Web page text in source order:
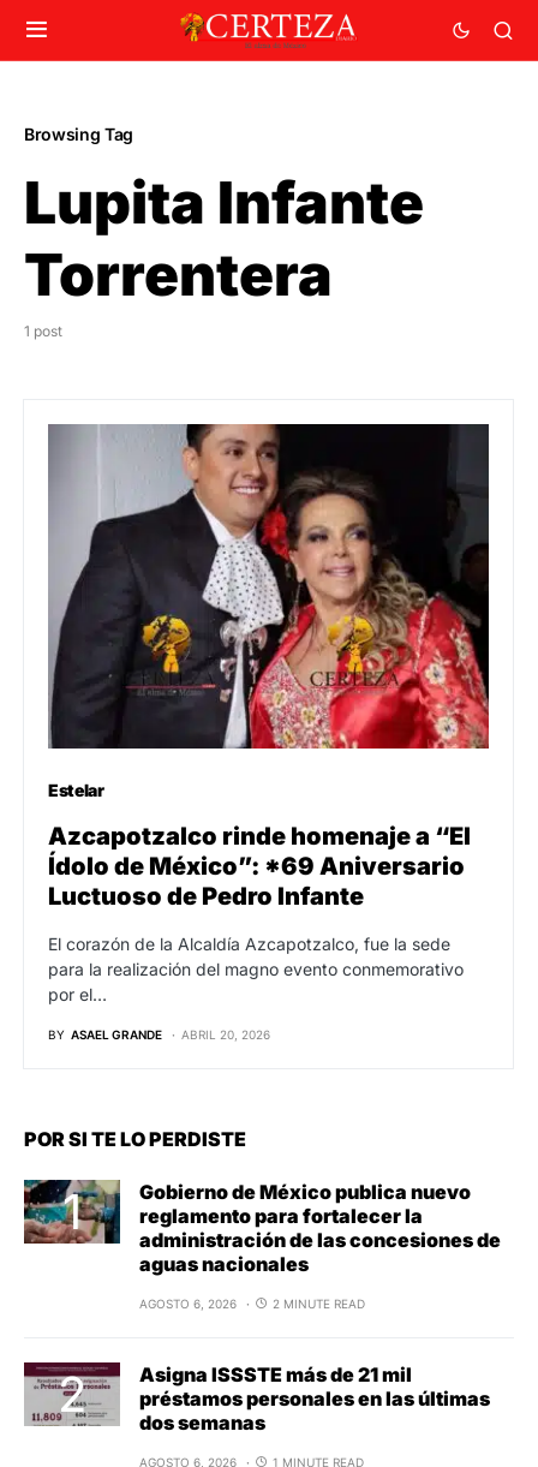
Browsing Tag
Lupita Infante
Torrentera
1 post
Estelar
Azcapotzalco rinde homenaje a “El
Ídolo de México”: *69 Aniversario
Luctuoso de Pedro Infante
El corazón de la Alcaldía Azcapotzalco, fue la sede
para la realización del magno evento conmemorativo
por el…
BY ASAEL GRANDE ABRIL 20, 2026
POR SI TE LO PERDISTE
Gobierno de México publica nuevo
reglamento para fortalecer la
administración de las concesiones de
aguas nacionales
AGOSTO 6, 2026 2 MINUTE READ
Asigna ISSSTE más de 21 mil
préstamos personales en las últimas
dos semanas
AGOSTO 6, 2026 1 MINUTE READ